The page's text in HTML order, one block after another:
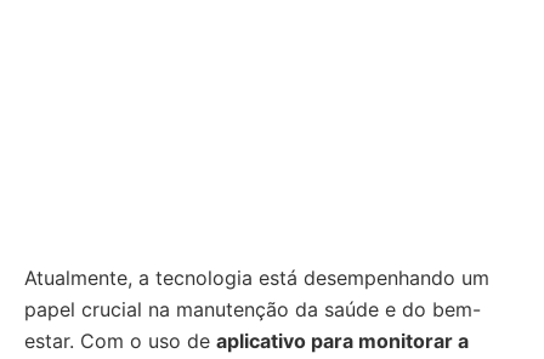
Atualmente, a tecnologia está desempenhando um
papel crucial na manutenção da saúde e do bem-
estar. Com o uso de aplicativo para monitorar a